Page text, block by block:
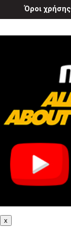
Όροι χρήσης
x